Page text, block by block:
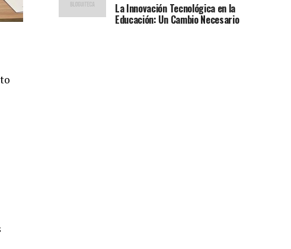
La Innovación Tecnológica en la
Educación: Un Cambio Necesario